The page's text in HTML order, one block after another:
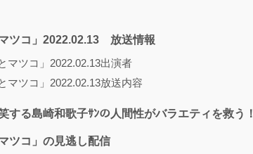
マツコ」2022.02.13 放送情報
マツコ」2022.02.13出演者
マツコ」2022.02.13放送内容
する島崎和歌子ｻﾝの人間性がバラエティを救う！
ツコ」の見逃し配信